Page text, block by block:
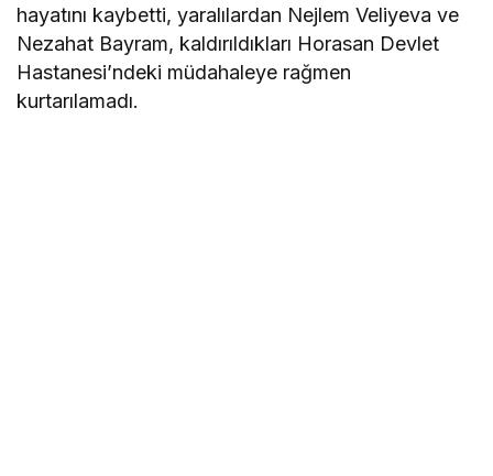
hayatını kaybetti, yaralılardan Nejlem Veliyeva ve
Nezahat Bayram, kaldırıldıkları Horasan Devlet
Hastanesi’ndeki müdahaleye rağmen
kurtarılamadı.